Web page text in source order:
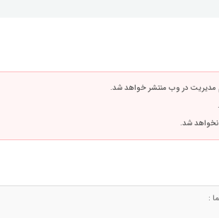
مدیریت در وب منتشر خواهد شد.
نخواهد شد.